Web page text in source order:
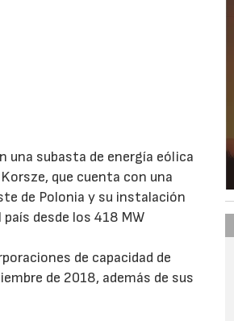
una subasta de energía eólica
que cuenta con una
de Polonia y su instalación
desde los 418 MW
de capacidad de
de 2018, además de sus